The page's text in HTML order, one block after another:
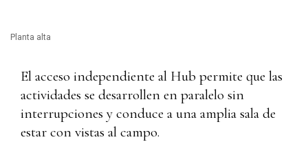
Planta alta
El acceso independiente al Hub permite que las
actividades se desarrollen en paralelo sin
interrupciones y conduce a una amplia sala de
estar con vistas al campo.